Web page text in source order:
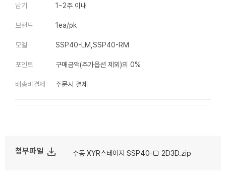
납기 1~2주 이내
브랜드 1ea/pk
모델 SSP40-LM,SSP40-RM
포인트 구매금액(추가옵션 제외)의 0%
배송비결제 주문시 결제
첨부파일 file_download 수동 XYR스테이지 SSP40-□ 2D3D.zip